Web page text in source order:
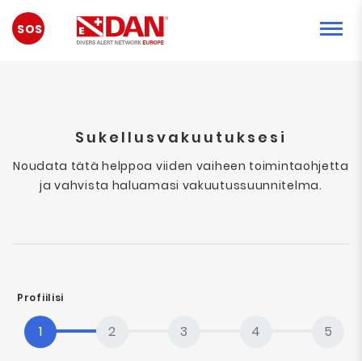
HÄTÄTILANNE
Sukellusvakuutuksesi
Noudata tätä helppoa viiden vaiheen toimintaohjetta
ja vahvista haluamasi vakuutussuunnitelma.
Profiilisi